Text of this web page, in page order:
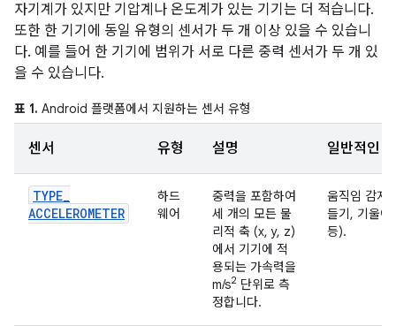
자기계가 있지만 기압계나 온도계가 있는 기기는 더 적습니다.
또한 한 기기에 동일 유형의 센서가 두 개 이상 있을 수 있습니
다. 예를 들어 한 기기에 범위가 서로 다른 중력 센서가 두 개 있
을 수 있습니다.
표 1. Android 플랫폼에서 지원하는 센서 유형
센서 유형 설명 일반적인
TYPE_
ACCELEROMETER
하드
웨어
중력을 포함하여
세 개의 모든 물
리적 축 (x, y, z)
에서 기기에 적
용되는 가속력을
m/s2 단위로 측
정합니다.
움직임 감지
들기, 기울이
등).